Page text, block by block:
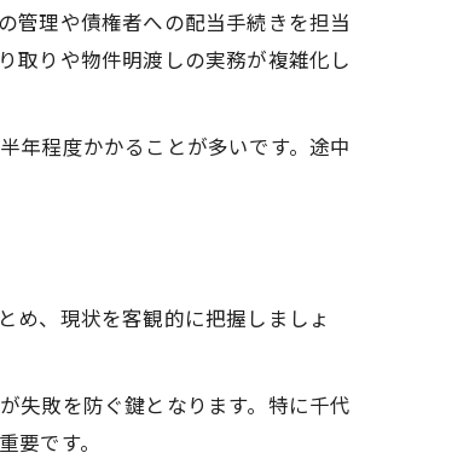
管理や債権者への配当手続きを担当
取りや物件明渡しの実務が複雑化し
年程度かかることが多いです。途中
め、現状を客観的に把握しましょ
失敗を防ぐ鍵となります。特に千代
です。